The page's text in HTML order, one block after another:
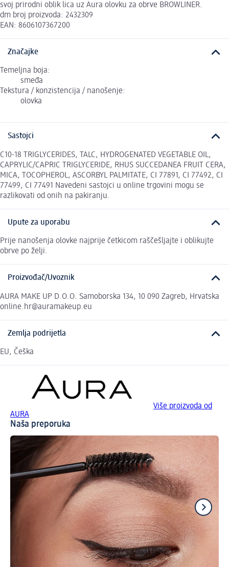
svoj prirodni oblik lica uz Aura olovku za obrve BROWLINER.
dm broj proizvoda: 2432309
EAN: 8606107367200
Značajke
Temeljna boja:
smeđa
Tekstura / konzistencija / nanošenje:
olovka
Sastojci
C10-18 TRIGLYCERIDES, TALC, HYDROGENATED VEGETABLE OIL,
CAPRYLIC/CAPRIC TRIGLYCERIDE, RHUS SUCCEDANEA FRUIT CERA,
MICA, TOCOPHEROL, ASCORBYL PALMITATE, CI 77891, CI 77492, CI
77499, CI 77491 Navedeni sastojci u online trgovini mogu se
razlikovati od onih na pakiranju.
Upute za uporabu
Prije nanošenja olovke najprije četkicom raščešljajte i oblikujte
obrve po želji.
Proizvođač/Uvoznik
AURA MAKE UP D.O.O. Samoborska 134, 10 090 Zagreb, Hrvatska
online.hr@auramakeup.eu
Zemlja podrijetla
EU, Češka
Više proizvoda od
AURA
Naša preporuka